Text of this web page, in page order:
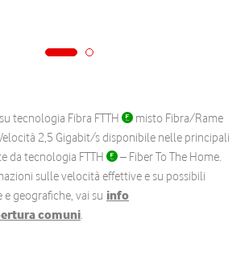
tecnologia Fibra FTTH
misto Fibra/Rame
2,5 Gigabit/s disponibile nelle principali
da tecnologia FTTH
– Fiber To The Home.
sulle velocità effettive e su possibili
geografiche, vai su info
comuni.